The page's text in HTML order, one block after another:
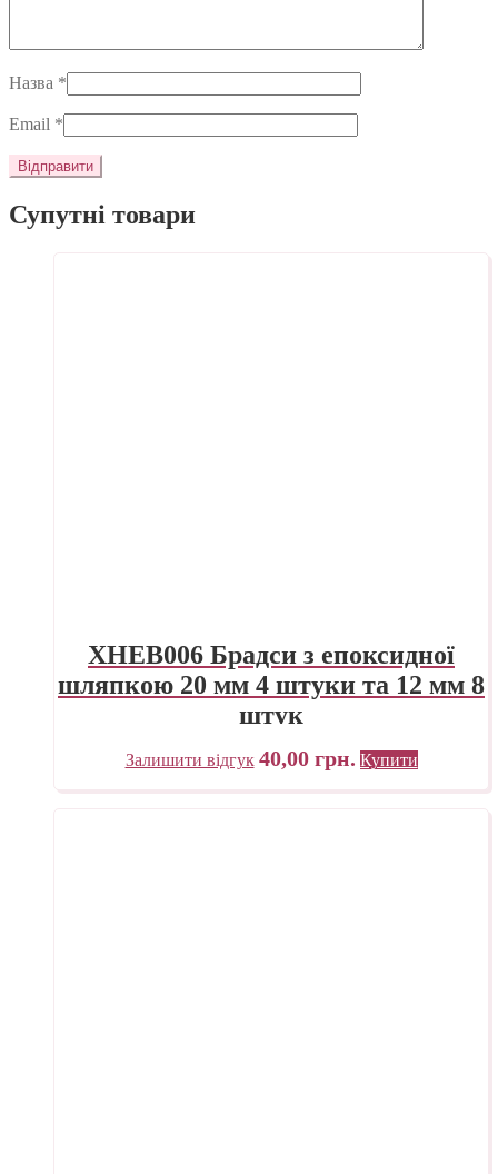
Назва *
Email *
Супутні товари
XHEB006 Брадси з епоксидної
шляпкою 20 мм 4 штуки та 12 мм 8
штук
Залишити відгук 40,00 грн. Купити